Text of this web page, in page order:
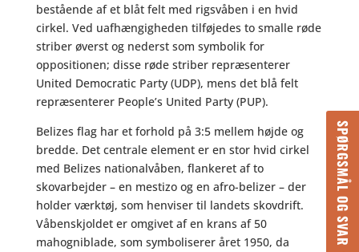
SPØRGSMÅL OG SVAR
bestående af et blåt felt med rigsvåben i en hvid
cirkel. Ved uafhængigheden tilføjedes to smalle røde
striber øverst og nederst som symbolik for
oppositionen; disse røde striber repræsenterer
United Democratic Party (UDP), mens det blå felt
repræsenterer People’s United Party (PUP).
Belizes flag har et forhold på 3:5 mellem højde og
bredde. Det centrale element er en stor hvid cirkel
med Belizes nationalvåben, flankeret af to
skovarbejder – en mestizo og en afro-belizer – der
holder værktøj, som henviser til landets skovdrift.
Våbenskjoldet er omgivet af en krans af 50
mahogniblade, som symboliserer året 1950, da